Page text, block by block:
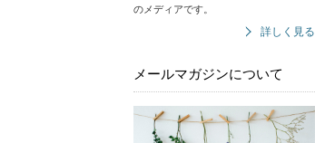
のメディアです。
詳しく見る
メールマガジンについて